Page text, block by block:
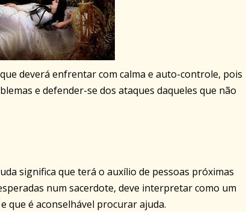
deverá enfrentar com calma e auto-controle, pois
e defender-se dos ataques daqueles que não
significa que terá o auxílio de pessoas próximas
num sacerdote, deve interpretar como um
que é aconselhável procurar ajuda.